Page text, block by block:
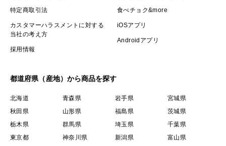
特定商取引法
カスタマーハラスメントに対する
当社の考え方
採用情報
食べチョク&more
iOSアプリ
Androidアプリ
都道府県（産地）から商品を探す
北海道 青森県 岩手県
宮城県
秋田県
山形県 福島県
茨城県
栃木県
群馬県 埼玉県
千葉県
東京都
神奈川県 新潟県 富山県